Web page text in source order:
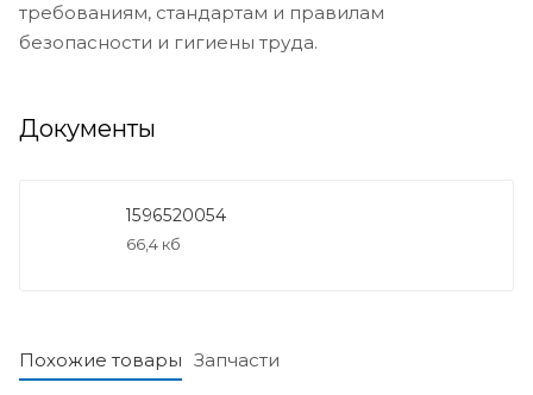
требованиям, стандартам и правилам
безопасности и гигиены труда.
Документы
1596520054
66,4 кб
Похожие товары Запчасти